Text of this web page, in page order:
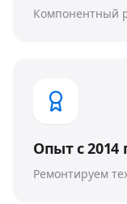
Компонентный
Опыт с 2014
Ремонтируем